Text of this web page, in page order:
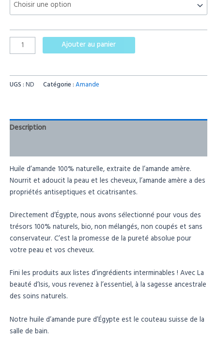
Ajouter au panier
UGS :ND Catégorie :Amande
Description
Huile d’amande 100% naturelle, extraite de l’amande amère.
Nourrit et adoucit la peau et les cheveux, l’amande amère a des
propriétés antiseptiques et cicatrisantes.
Directement d’Égypte, nous avons sélectionné pour vous des
trésors 100% naturels, bio, non mélangés, non coupés et sans
conservateur. C’est la promesse de la pureté absolue pour
votre peau et vos cheveux.
Fini les produits aux listes d’ingrédients interminables ! Avec La
beauté d’Isis, vous revenez à l’essentiel, à la sagesse ancestrale
des soins naturels.
Notre huile d’amande pure d’Égypte est le couteau suisse de la
salle de bain.